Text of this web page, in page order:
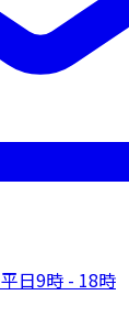
平日9時 - 18時